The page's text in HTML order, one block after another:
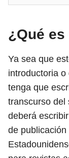
¿Qué
Ya sea que
introductoria
tenga que
transcurso del
deberá
de